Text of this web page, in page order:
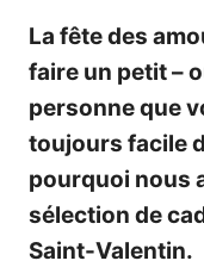
La fête des
faire un petit –
personne que
toujours facile
pourquoi nous
sélection de
Saint-Valentin.